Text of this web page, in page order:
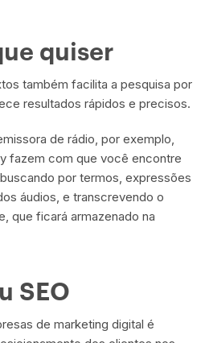
quiser
também facilita a pesquisa por
resultados rápidos e precisos.
de rádio, por exemplo,
fazem com que você encontre
por termos, expressões
áudios, e transcrevendo o
que ficará armazenado na
SEO
de marketing digital é